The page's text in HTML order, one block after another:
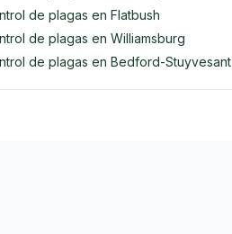
de plagas en Flatbush
de plagas en Williamsburg
de plagas en Bedford-Stuyvesant